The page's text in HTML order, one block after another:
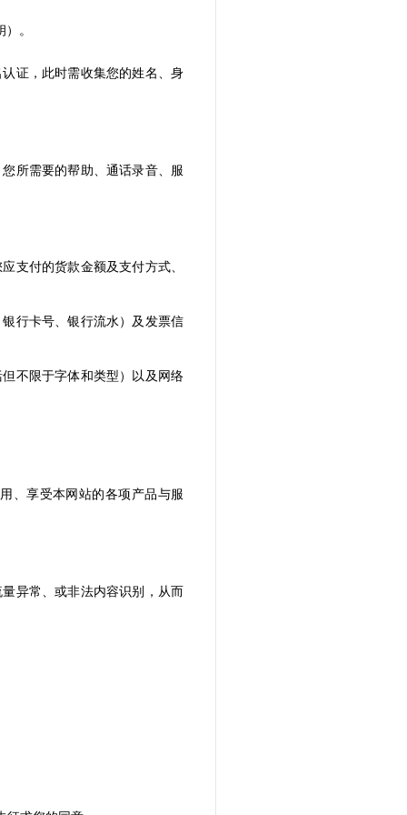
。
证，此时需收集您的姓名、身
所需要的帮助、通话录音、服
支付的货款金额及支付方式、
行卡号、银行流水）及发票信
不限于字体和类型）以及网络
、享受本网站的各项产品与服
异常、或非法内容识别，从而